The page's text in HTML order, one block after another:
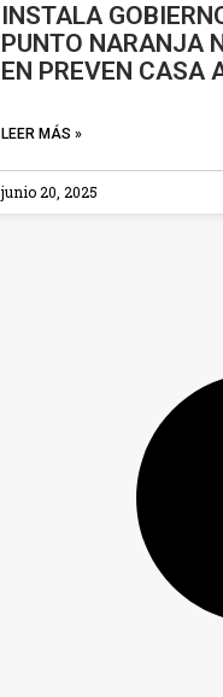
INSTALA
PUNTO NARANJA
EN PREVEN CASA
LEER MÁS »
junio 20, 2025